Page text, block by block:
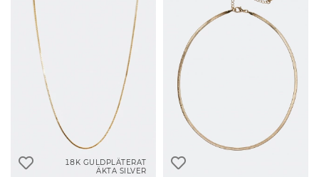
18K GULDPLÄTERAT
ÄKTA SILVER